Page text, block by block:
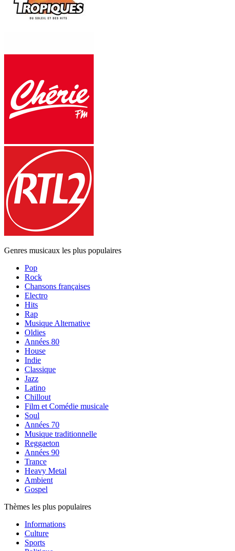
Genres musicaux les plus populaires
Pop
Rock
Chansons françaises
Electro
Hits
Rap
Musique Alternative
Oldies
Années 80
House
Indie
Classique
Jazz
Latino
Chillout
Film et Comédie musicale
Soul
Années 70
Musique traditionnelle
Reggaeton
Années 90
Trance
Heavy Metal
Ambient
Gospel
Thèmes les plus populaires
Informations
Culture
Sports